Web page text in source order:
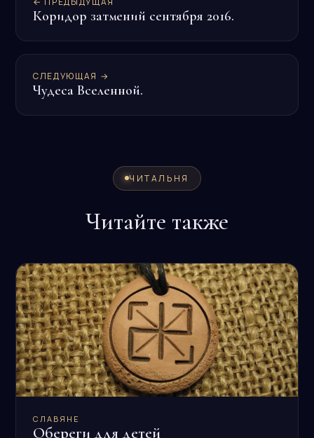
Коридор затмений сентября 2016.
СЛЕДУЮЩАЯ →
Чудеса Вселенной.
ЧИТАЛЬНЯ
Читайте также
CЛАВЯНЕ
Обереги для детей